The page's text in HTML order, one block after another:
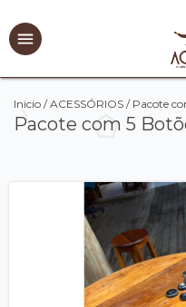
Inicio / ACESSÓRIOS / Pacote
Pacote com 5